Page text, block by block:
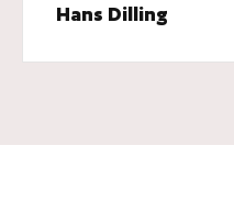
Hans Dilling